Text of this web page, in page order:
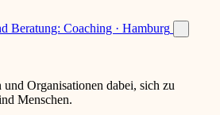
und Organisationen dabei, sich zu
Menschen.